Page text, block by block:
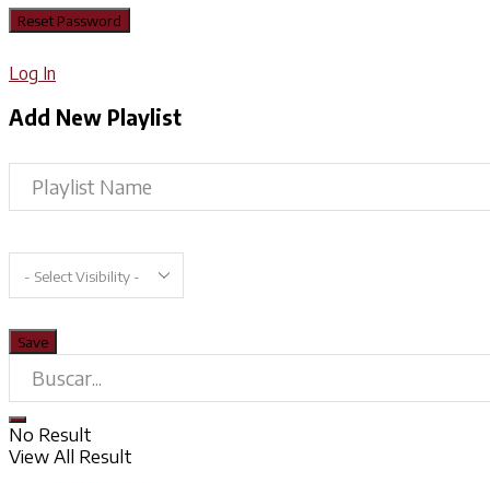
Log In
Add New Playlist
No Result
View All Result